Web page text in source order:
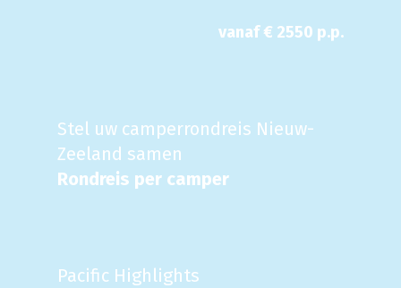
vanaf € 2550 p.p.
Stel uw camperrondreis Nieuw-
Zeeland samen
Rondreis per camper
Pacific Highlights